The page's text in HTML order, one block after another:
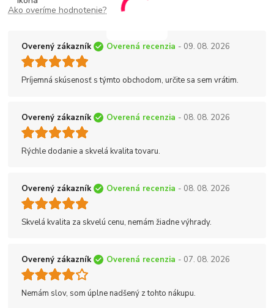
Ako overíme hodnotenie?
Overený zákazník Overená recenzia - 09. 08. 2026
Príjemná skúsenosť s týmto obchodom, určite sa sem vrátim.
Overený zákazník Overená recenzia - 08. 08. 2026
Rýchle dodanie a skvelá kvalita tovaru.
Overený zákazník Overená recenzia - 08. 08. 2026
Skvelá kvalita za skvelú cenu, nemám žiadne výhrady.
Overený zákazník Overená recenzia - 07. 08. 2026
Nemám slov, som úplne nadšený z tohto nákupu.